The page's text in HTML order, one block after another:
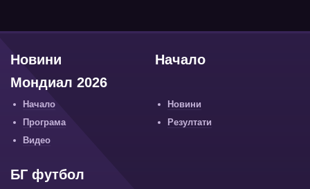
Начало
Новини
Мондиал 2026
Начало
Новини
Програма
Резултати
Видео
БГ футбол